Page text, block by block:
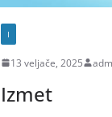
I
13 veljače, 2025
Izmet